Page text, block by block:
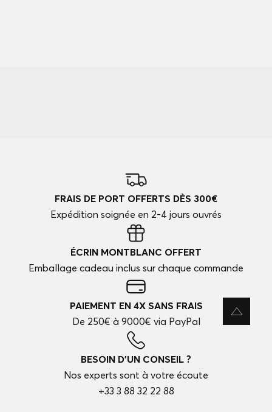
FRAIS DE PORT OFFERTS DÈS 300€
Expédition soignée en 2-4 jours ouvrés
ÉCRIN MONTBLANC OFFERT
Emballage cadeau inclus sur chaque commande
PAIEMENT EN 4X SANS FRAIS
De 250€ à 9000€ via PayPal
BESOIN D'UN CONSEIL ?
Nos experts sont à votre écoute
+33 3 88 32 22 88